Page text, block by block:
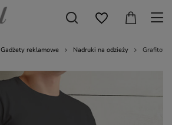
Gadżety reklamowe Nadruki na odzieży